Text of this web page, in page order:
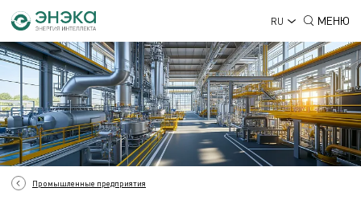
RU МЕНЮ
Промышленные предприятия